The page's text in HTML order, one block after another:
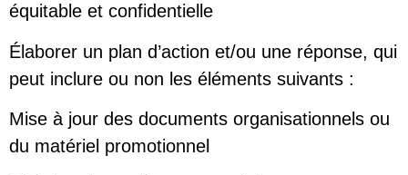
équitable et confidentielle
Élaborer un plan d’action et/ou une réponse, qui
peut inclure ou non les éléments suivants :
Mise à jour des documents organisationnels ou
du matériel promotionnel